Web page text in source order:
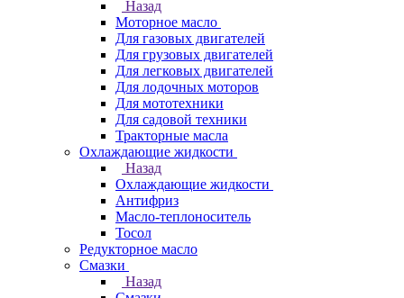
Назад
Моторное масло
Для газовых двигателей
Для грузовых двигателей
Для легковых двигателей
Для лодочных моторов
Для мототехники
Для садовой техники
Тракторные масла
Охлаждающие жидкости
Назад
Охлаждающие жидкости
Антифриз
Масло-теплоноситель
Тосол
Редукторное масло
Смазки
Назад